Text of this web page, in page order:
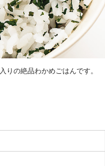
りの絶品わかめごはんです。